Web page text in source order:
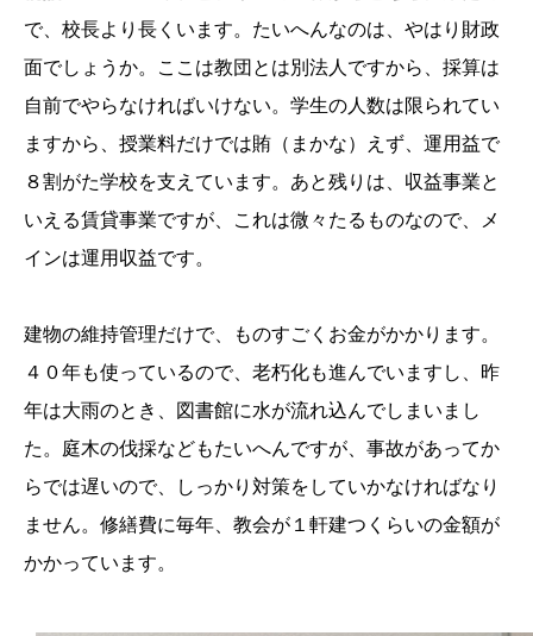
で、校長より長くいます。たいへんなのは、やはり財政
面でしょうか。ここは教団とは別法人ですから、採算は
自前でやらなければいけない。学生の人数は限られてい
ますから、授業料だけでは賄（まかな）えず、運用益で
８割がた学校を支えています。あと残りは、収益事業と
いえる賃貸事業ですが、これは微々たるものなので、メ
インは運用収益です。
建物の維持管理だけで、ものすごくお金がかかります。
４０年も使っているので、老朽化も進んでいますし、昨
年は大雨のとき、図書館に水が流れ込んでしまいまし
た。庭木の伐採などもたいへんですが、事故があってか
らでは遅いので、しっかり対策をしていかなければなり
ません。修繕費に毎年、教会が１軒建つくらいの金額が
かかっています。